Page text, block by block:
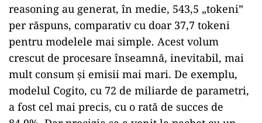
reasoning au generat, în medie, 543,5 „tokeni”
per răspuns, comparativ cu doar 37,7 tokeni
pentru modelele mai simple. Acest volum
crescut de procesare înseamnă, inevitabil, mai
mult consum și emisii mai mari. De exemplu,
modelul Cogito, cu 72 de miliarde de parametri,
a fost cel mai precis, cu o rată de succes de